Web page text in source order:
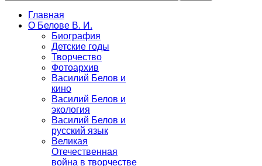
Главная
О Белове В. И.
Биография
Детские годы
Творчество
Фотоархив
Василий Белов и
кино
Василий Белов и
экология
Василий Белов и
русский язык
Великая
Отечественная
война в творчестве